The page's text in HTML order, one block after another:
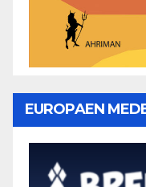
EUROPAEN